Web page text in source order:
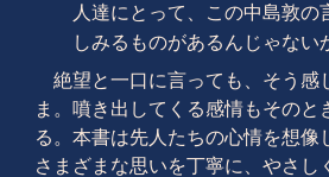
人達にとって、この中島敦の
しみるものがあるんじゃない
絶望と一口に言っても、そう感
ま。噴き出してくる感情もそのと
る。本書は先人たちの心情を想像
さまざまな思いを丁寧に、やさし